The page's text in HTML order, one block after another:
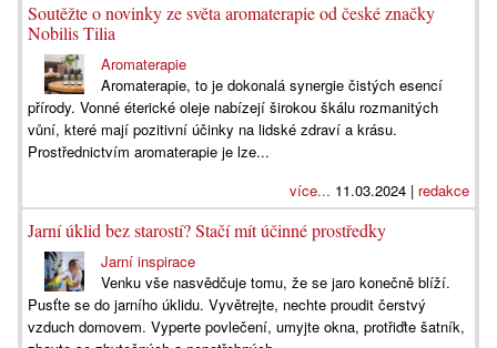
Soutěžte o novinky ze světa aromaterapie od české značky
Nobilis Tilia
Aromaterapie
Aromaterapie, to je dokonalá synergie čistých esencí
přírody. Vonné éterické oleje nabízejí širokou škálu rozmanitých
vůní, které mají pozitivní účinky na lidské zdraví a krásu.
Prostřednictvím aromaterapie je lze...
více... 11.03.2024 | redakce
Jarní úklid bez starostí? Stačí mít účinné prostředky
Jarní inspirace
Venku vše nasvědčuje tomu, že se jaro konečně blíží.
Pusťte se do jarního úklidu. Vyvětrejte, nechte proudit čerstvý
vzduch domovem. Vyperte povlečení, umyjte okna, protřiďte šatník,